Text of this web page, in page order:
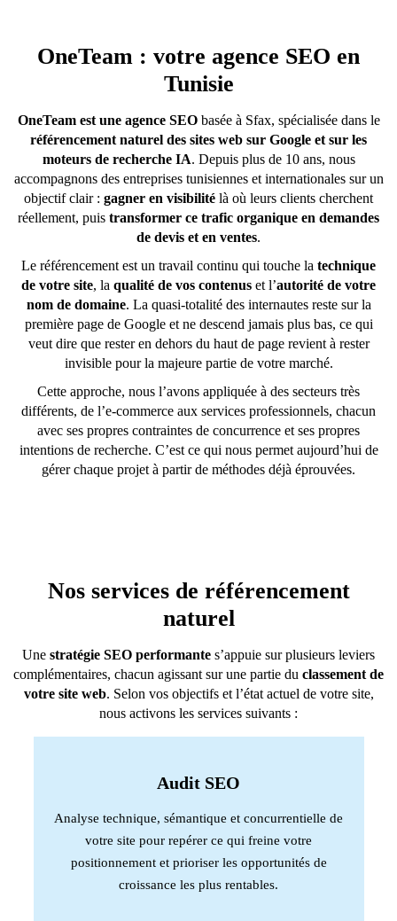
OneTeam : votre agence SEO en
Tunisie
OneTeam est une agence SEObasée à Sfax, spécialisée dans le
référencement naturel des sites web sur Google et sur les
moteurs de recherche IA. Depuis plus de 10 ans, nous
accompagnons des entreprises tunisiennes et internationales sur un
objectif clair : gagner en visibilité là où leurs clients cherchent
réellement, puis transformer ce trafic organique en demandes
de devis et en ventes.
Le référencement est un travail continu qui touche la technique
de votre site, la qualité de vos contenus et l’autorité de votre
nom de domaine. La quasi-totalité des internautes reste sur la
première page de Google et ne descend jamais plus bas, ce qui
veut dire que rester en dehors du haut de page revient à rester
invisible pour la majeure partie de votre marché.
Cette approche, nous l’avons appliquée à des secteurs très
différents, de l’e-commerce aux services professionnels, chacun
avec ses propres contraintes de concurrence et ses propres
intentions de recherche. C’est ce qui nous permet aujourd’hui de
gérer chaque projet à partir de méthodes déjà éprouvées.
Nos services de référencement
naturel
Une stratégie SEO performante s’appuie sur plusieurs leviers
complémentaires, chacun agissant sur une partie du classement de
votre site web. Selon vos objectifs et l’état actuel de votre site,
nous activons les services suivants :
Audit SEO
Analyse technique, sémantique et concurrentielle de
votre site pour repérer ce qui freine votre
positionnement et prioriser les opportunités de
croissance les plus rentables.